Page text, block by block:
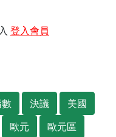
登入會員
決議
美國
歐元
歐元區